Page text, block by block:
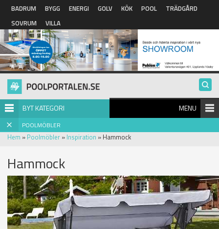
Hoppa till huvudinnehåll
BADRUM BYGG ENERGI GOLV KÖK POOL
TRÄDGÅRD
SOVRUM
VILLA
BYT KATEGORI MENU
POOLMÖBLER
Hem » Poolmöbler » Inspiration » Hammock
Hammock